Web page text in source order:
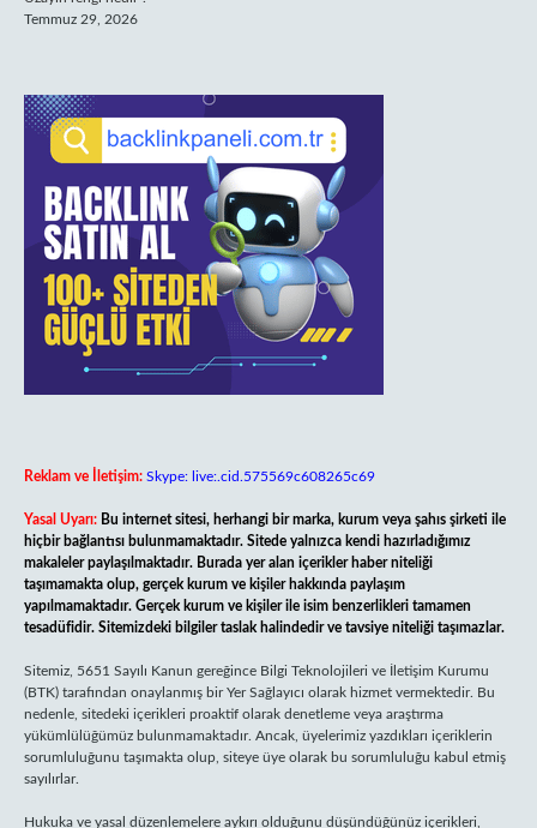
Temmuz 29, 2026
Reklam ve İletişim: Skype: live:.cid.575569c608265c69
Yasal Uyarı: Bu internet sitesi, herhangi bir marka, kurum veya şahıs şirketi ile
hiçbir bağlantısı bulunmamaktadır. Sitede yalnızca kendi hazırladığımız
makaleler paylaşılmaktadır. Burada yer alan içerikler haber niteliği
taşımamakta olup, gerçek kurum ve kişiler hakkında paylaşım
yapılmamaktadır. Gerçek kurum ve kişiler ile isim benzerlikleri tamamen
tesadüfidir. Sitemizdeki bilgiler taslak halindedir ve tavsiye niteliği taşımazlar.
Sitemiz, 5651 Sayılı Kanun gereğince Bilgi Teknolojileri ve İletişim Kurumu
(BTK) tarafından onaylanmış bir Yer Sağlayıcı olarak hizmet vermektedir. Bu
nedenle, sitedeki içerikleri proaktif olarak denetleme veya araştırma
yükümlülüğümüz bulunmamaktadır. Ancak, üyelerimiz yazdıkları içeriklerin
sorumluluğunu taşımakta olup, siteye üye olarak bu sorumluluğu kabul etmiş
sayılırlar.
Hukuka ve yasal düzenlemelere aykırı olduğunu düşündüğünüz içerikleri,